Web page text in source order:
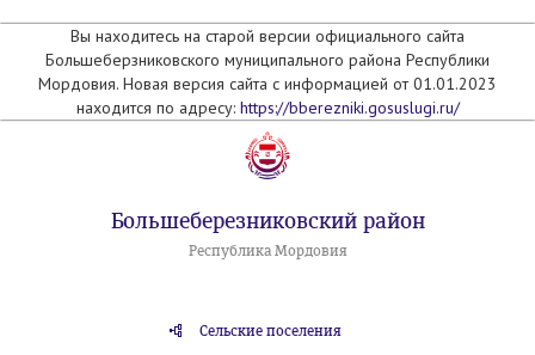
Вы находитесь на старой версии официального сайта
Большеберзниковского муниципального района Республики
Мордовия. Новая версия сайта с информацией от 01.01.2023
находится по адресу: https://bberezniki.gosuslugi.ru/
Большеберезниковский район
Республика Мордовия
Сельские поселения